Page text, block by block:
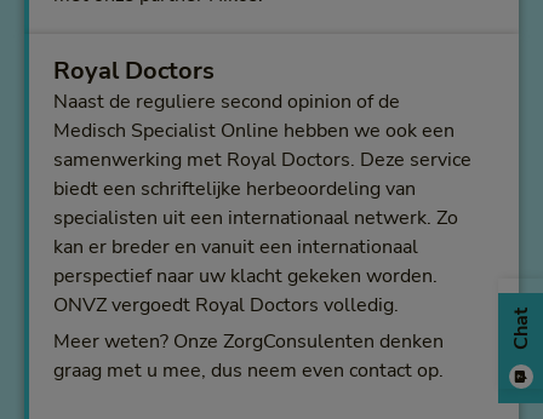
Royal Doctors
Naast de reguliere second opinion of de
Medisch Specialist Online hebben we ook een
samenwerking met Royal Doctors. Deze service
biedt een schriftelijke herbeoordeling van
specialisten uit een internationaal netwerk. Zo
kan er breder en vanuit een internationaal
perspectief naar uw klacht gekeken worden.
ONVZ vergoedt Royal Doctors volledig.
Meer weten? Onze ZorgConsulenten denken
graag met u mee, dus neem even contact op.
Chat